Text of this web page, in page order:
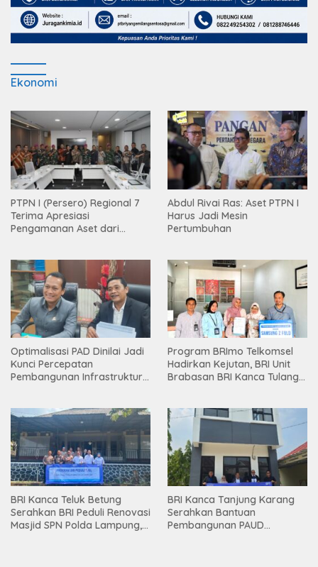
Ekonomi
PTPN I (Persero) Regional 7
Terima Apresiasi
Pengamanan Aset dari
Abdul Rivai Ras: Aset PTPN I
Harus Jadi Mesin
Pertumbuhan
Optimalisasi PAD Dinilai Jadi
Kunci Percepatan
Pembangunan Infrastruktur
Program BRImo Telkomsel
Hadirkan Kejutan, BRI Unit
Brabasan BRI Kanca Tulang
Mesuji
BRI Kanca Teluk Betung
Serahkan BRI Peduli Renovasi
Masjid SPN Polda Lampung,
BRI Kanca Tanjung Karang
Serahkan Bantuan
Pembangunan PAUD